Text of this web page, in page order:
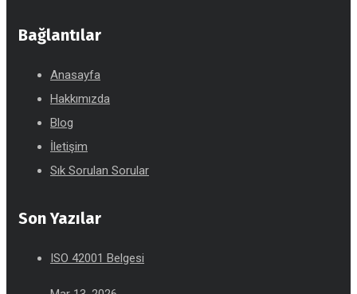
Bağlantılar
Anasayfa
Hakkımızda
Blog
İletişim
Sık Sorulan Sorular
Son Yazılar
ISO 42001 Belgesi